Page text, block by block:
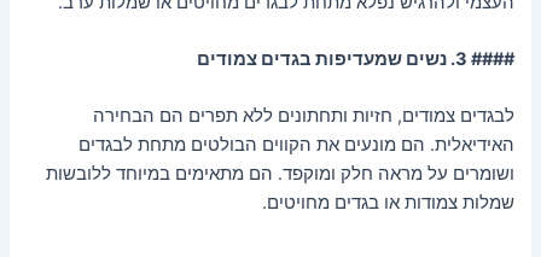
#### 3. נשים שמעדיפות בגדים צמודים
לבגדים צמודים, חזיות ותחתונים ללא תפרים הם הבחירה
האידיאלית. הם מונעים את הקווים הבולטים מתחת לבגדים
ושומרים על מראה חלק ומוקפד. הם מתאימים במיוחד ללובשות
שמלות צמודות או בגדים מחויטים.